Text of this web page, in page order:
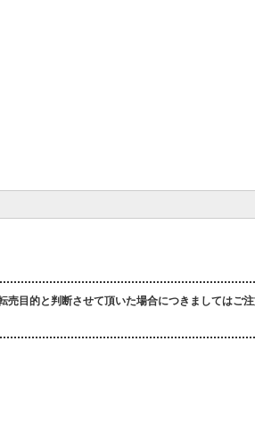
目的と判断させて頂いた場合につきましてはご